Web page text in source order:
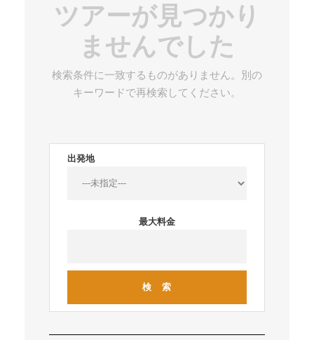
ツアーが見つかり
ませんでした
検索条件に一致するものがありません。別の
キーワードで再検索してください。
出発地
最大料金